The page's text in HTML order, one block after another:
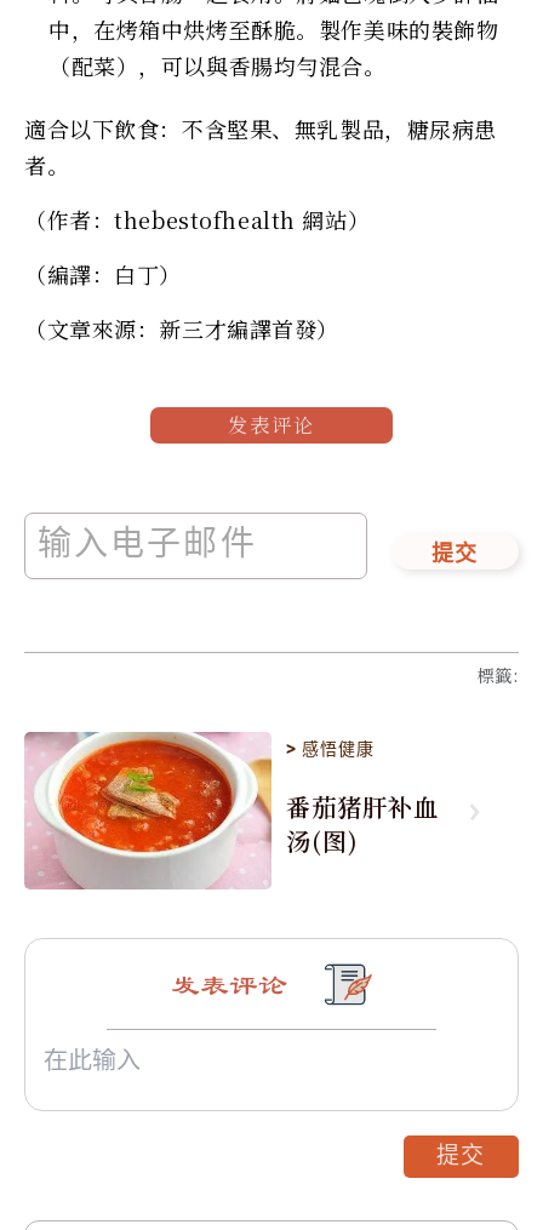
中，在烤箱中烘烤至酥脆。製作美味的裝飾物
（配菜），可以與香腸均勻混合。
適合以下飲食：不含堅果、無乳製品，糖尿病患
者。
（作者：thebestofhealth 網站）
（編譯：白丁）
（文章來源：新三才編譯首發）
发表评论
提交
標籤:
>感悟健康
番茄猪肝补血
汤(图)
发表评论
提交